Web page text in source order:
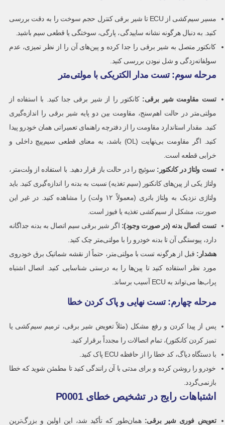
مسیر سیم‌کشی از ECU تا شیر برقی کنترل حجم سوخت را به دقت بررسی
کنید. به دنبال هرگونه نشانه ساییدگی، پارگی، سوختگی یا قطعی سیم باشید.
کانکتور متصل به شیر برقی را جدا کرده و پین‌های آن را از نظر تمیزی، عدم
سولفاته‌زدگی و شل نبودن بررسی کنید.
مرحله سوم: تست مدار الکتریکی با مولتی‌متر
تست مقاومت شیر برقی: کانکتور را از شیر برقی جدا کنید. با استفاده از
مولتی‌متر در حالت اهم‌سنج، مقاومت بین دو پایه شیر برقی را اندازه‌گیری
کنید. مقدار استاندارد مقاومت را از دفترچه راهنمای تعمیراتی همان خودرو پیدا
کنید. اگر مقاومت بی‌نهایت (OL) باشد، به معنای قطعی سیم‌پیچ داخلی و
خرابی قطعه است.
تست ولتاژ در کانکتور: سوئیچ را در حالت باز قرار دهید. با استفاده از ولت‌متر،
ولتاژ یکی از پین‌های کانکتور (سیم تغذیه) نسبت به بدنه را اندازه‌گیری کنید. باید
ولتاژی نزدیک به ولتاژ باتری (معمولاً ۱۲ ولت) را مشاهده کنید. در غیر این
صورت، مشکل از سیم‌کشی تغذیه یا فیوز است.
تست اتصال بدنه (در صورت وجود): اگر شیر برقی سیم اتصال به بدنه جداگانه
دارد، پیوستگی آن تا بدنه خودرو را با مولتی‌متر چک کنید.
هشدار: قبل از هرگونه تست با مولتی‌متر، حتماً از نقشه شماتیک برق خودروی
مورد نظر استفاده کنید تا پین‌ها را به درستی شناسایی کنید. اتصال اشتباه
پراب‌ها می‌تواند به ECU آسیب برساند.
مرحله چهارم: تست نهایی و پاک کردن خطا
پس از پیدا کردن و رفع مشکل (مثلاً تعویض شیر برقی، ترمیم سیم‌کشی یا
تمیز کردن کانکتور)، تمام اتصالات را مجدداً برقرار کنید.
با دستگاه دیاگ، کد خطا را از حافظه ECU پاک کنید.
خودرو را روشن کرده و برای مدتی با آن رانندگی کنید تا مطمئن شوید که خطا
بازنمی‌گردد.
اشتباهات رایج در تشخیص خطای P0001
تعویض فوری شیر برقی: همان‌طور که تأکید شد، این اولین و بزرگ‌ترین